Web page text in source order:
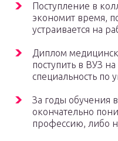
Поступление в
экономит время,
устраивается на
Диплом
поступить в ВУЗ
специальность по
За годы обучения
окончательно
профессию, либо